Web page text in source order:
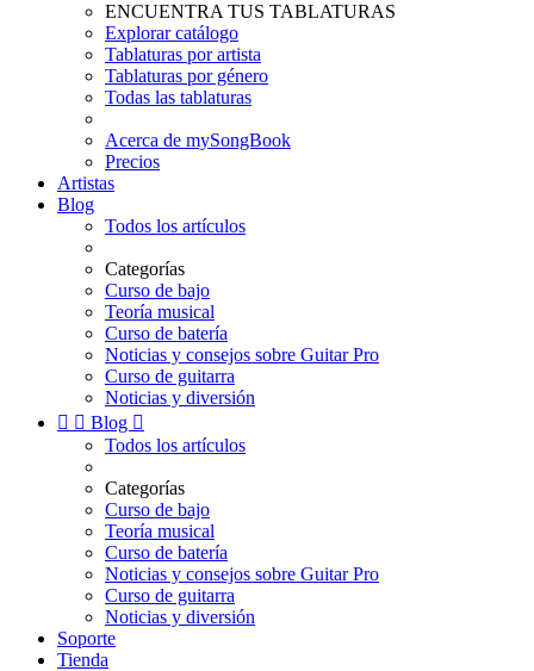
ENCUENTRA TUS TABLATURAS
Explorar catálogo
Tablaturas por artista
Tablaturas por género
Todas las tablaturas
Acerca de mySongBook
Precios
Artistas
Blog
Todos los artículos
Categorías
Curso de bajo
Teoría musical
Curso de batería
Noticias y consejos sobre Guitar Pro
Curso de guitarra
Noticias y diversión
  Blog 
Todos los artículos
Categorías
Curso de bajo
Teoría musical
Curso de batería
Noticias y consejos sobre Guitar Pro
Curso de guitarra
Noticias y diversión
Soporte
Tienda